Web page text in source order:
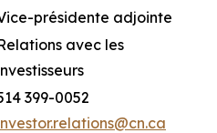
présidente adjointe
avec les
399-0052